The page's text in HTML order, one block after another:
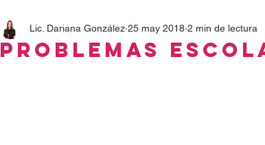
Problemas
Lic. Dariana González 25 may 2018 2 min de lectura